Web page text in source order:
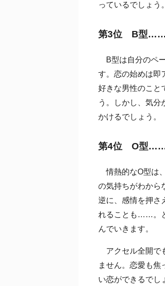
っているでしょう。
第3位 B型……
B型は自分のペ
す。恋の始めは即
好きな男性のこと
う。しかし、気分
かけるでしょう。
第4位 O型……
情熱的なO型は
の気持ちがわから
逆に、感情を押さ
れることも……。
んでいきます。
アクセル全開で
ません。恋愛も焦
い恋ができるでし